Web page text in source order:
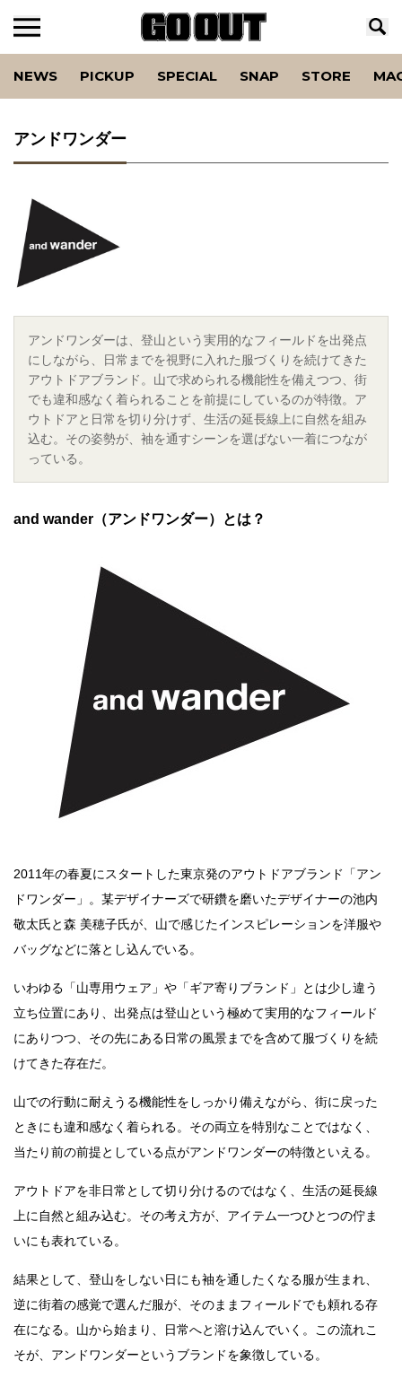
NEWS PICKUP SPECIAL SNAP STORE
アンドワンダー
アンドワンダーは、登山という実用的なフィールドを出発点
にしながら、日常までを視野に入れた服づくりを続けてきた
アウトドアブランド。山で求められる機能性を備えつつ、街
でも違和感なく着られることを前提にしているのが特徴。ア
ウトドアと日常を切り分けず、生活の延長線上に自然を組み
込む。その姿勢が、袖を通すシーンを選ばない一着につなが
っている。
and wander（アンドワンダー）とは？
2011年の春夏にスタートした東京発のアウトドアブランド「アン
ドワンダー」。某デザイナーズで研鑽を磨いたデザイナーの池内
敬太氏と森 美穂子氏が、山で感じたインスピレーションを洋服や
バッグなどに落とし込んでいる。
いわゆる「山専用ウェア」や「ギア寄りブランド」とは少し違う
立ち位置にあり、出発点は登山という極めて実用的なフィールド
にありつつ、その先にある日常の風景までを含めて服づくりを続
けてきた存在だ。
山での行動に耐えうる機能性をしっかり備えながら、街に戻った
ときにも違和感なく着られる。その両立を特別なことではなく、
当たり前の前提としている点がアンドワンダーの特徴といえる。
アウトドアを非日常として切り分けるのではなく、生活の延長線
上に自然と組み込む。その考え方が、アイテム一つひとつの佇ま
いにも表れている。
結果として、登山をしない日にも袖を通したくなる服が生まれ、
逆に街着の感覚で選んだ服が、そのままフィールドでも頼れる存
在になる。山から始まり、日常へと溶け込んでいく。この流れこ
そが、アンドワンダーというブランドを象徴している。